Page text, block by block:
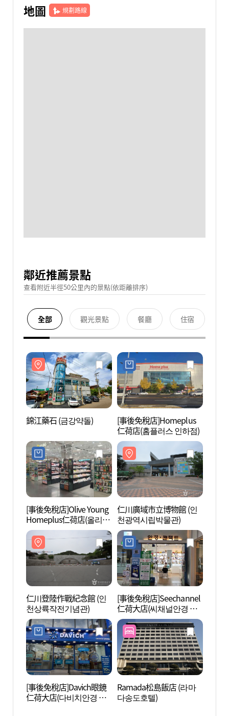
地圖 規劃路線
鄰近推薦景點
查看附近半徑50公里內的景點(依距離排序)
全部 觀光景點 餐廳 住宿
錦江藥石 (금강약돌)
[事後免稅店]Homeplus
仁荷店(홈플러스 인하점)
[事後免稅店]Olive Young
Homeplus仁荷店(올리브
영 홈플러스 인하점)
仁川廣域市立博物館 (인
천광역시립박물관)
仁川登陸作戰紀念館 (인
천상륙작전기념관)
[事後免稅店]Seechannel
仁荷大店(씨채널안경 인
하대점)
[事後免稅店]Davich眼鏡
仁荷大店(다비치안경 인
Ramada松島飯店 (라마
다송도호텔)